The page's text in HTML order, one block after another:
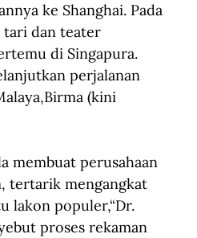
ke Shanghai. Pada
tari dan teater
di Singapura.
perjalanan
(kini
membuat perusahaan
tertarik mengangkat
lakon populer,“Dr.
proses rekaman